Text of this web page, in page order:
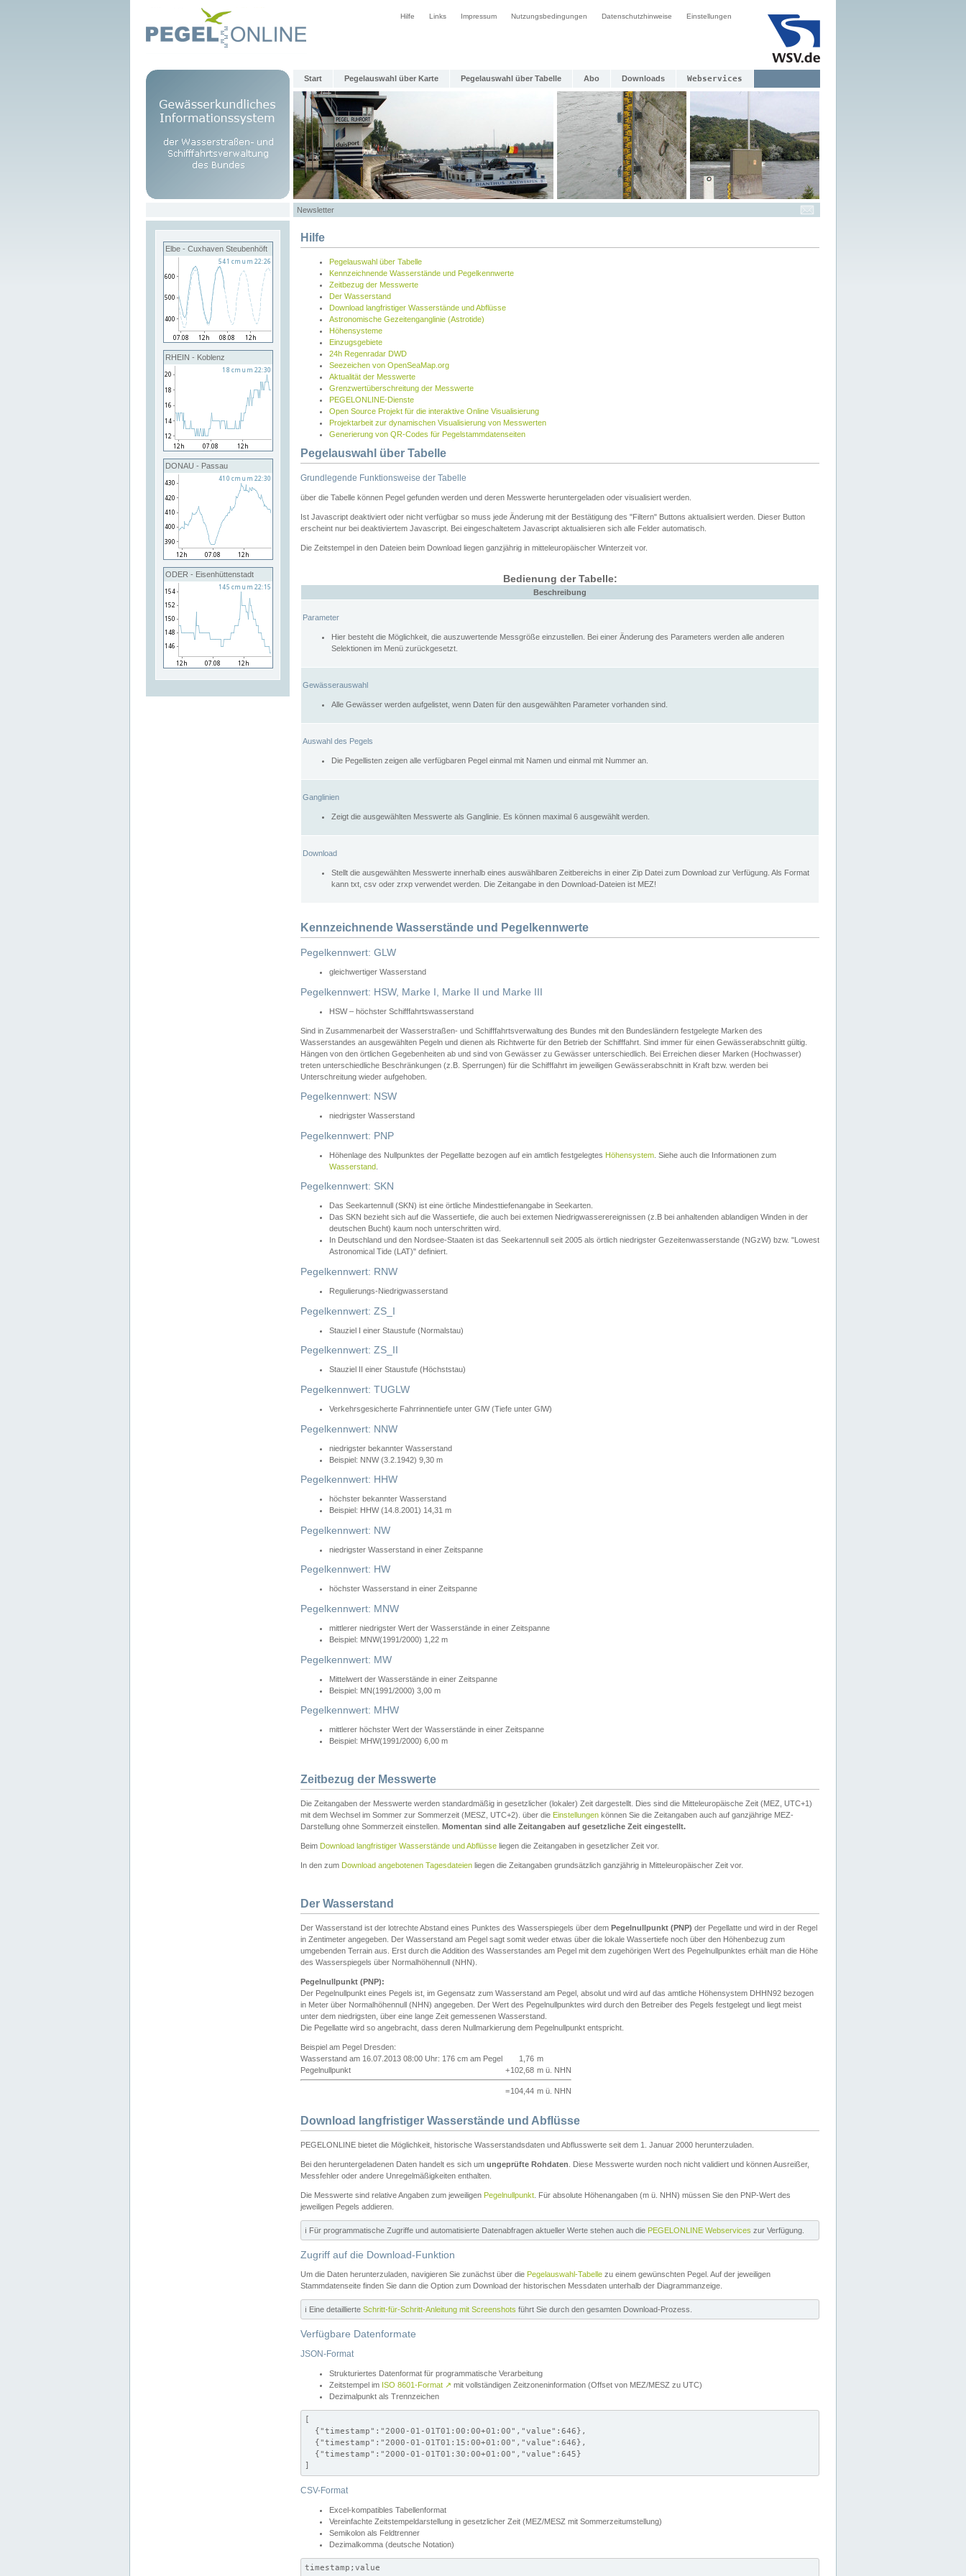
Hilfe Links Impressum Nutzungsbedingungen Datenschutzhinweise Einstellungen
Start Pegelauswahl über Karte Pegelauswahl über Tabelle Abo Downloads Webservices
Newsletter
Elbe - Cuxhaven Steubenhöft
RHEIN - Koblenz
DONAU - Passau
ODER - Eisenhüttenstadt
Hilfe
Pegelauswahl über Tabelle
Kennzeichnende Wasserstände und Pegelkennwerte
Zeitbezug der Messwerte
Der Wasserstand
Download langfristiger Wasserstände und Abflüsse
Astronomische Gezeitenganglinie (Astrotide)
Höhensysteme
Einzugsgebiete
24h Regenradar DWD
Seezeichen von OpenSeaMap.org
Aktualität der Messwerte
Grenzwertüberschreitung der Messwerte
PEGELONLINE-Dienste
Open Source Projekt für die interaktive Online Visualisierung
Projektarbeit zur dynamischen Visualisierung von Messwerten
Generierung von QR-Codes für Pegelstammdatenseiten
Pegelauswahl über Tabelle
Grundlegende Funktionsweise der Tabelle
über die Tabelle können Pegel gefunden werden und deren Messwerte heruntergeladen oder visualisiert werden.
Ist Javascript deaktiviert oder nicht verfügbar so muss jede Änderung mit der Bestätigung des "Filtern" Buttons aktualisiert werden. Dieser Button
erscheint nur bei deaktiviertem Javascript. Bei eingeschaltetem Javascript aktualisieren sich alle Felder automatisch.
Die Zeitstempel in den Dateien beim Download liegen ganzjährig in mitteleuropäischer Winterzeit vor.
Bedienung der Tabelle:
Beschreibung
Parameter
Hier besteht die Möglichkeit, die auszuwertende Messgröße einzustellen. Bei einer Änderung des Parameters werden alle anderen
Selektionen im Menü zurückgesetzt.
Gewässerauswahl
Alle Gewässer werden aufgelistet, wenn Daten für den ausgewählten Parameter vorhanden sind.
Auswahl des Pegels
Die Pegellisten zeigen alle verfügbaren Pegel einmal mit Namen und einmal mit Nummer an.
Ganglinien
Zeigt die ausgewählten Messwerte als Ganglinie. Es können maximal 6 ausgewählt werden.
Download
Stellt die ausgewählten Messwerte innerhalb eines auswählbaren Zeitbereichs in einer Zip Datei zum Download zur Verfügung. Als Format
kann txt, csv oder zrxp verwendet werden. Die Zeitangabe in den Download-Dateien ist MEZ!
Kennzeichnende Wasserstände und Pegelkennwerte
Pegelkennwert: GLW
gleichwertiger Wasserstand
Pegelkennwert: HSW, Marke I, Marke II und Marke III
HSW – höchster Schifffahrtswasserstand
Sind in Zusammenarbeit der Wasserstraßen- und Schifffahrtsverwaltung des Bundes mit den Bundesländern festgelegte Marken des
Wasserstandes an ausgewählten Pegeln und dienen als Richtwerte für den Betrieb der Schifffahrt. Sind immer für einen Gewässerabschnitt gültig.
Hängen von den örtlichen Gegebenheiten ab und sind von Gewässer zu Gewässer unterschiedlich. Bei Erreichen dieser Marken (Hochwasser)
treten unterschiedliche Beschränkungen (z.B. Sperrungen) für die Schifffahrt im jeweiligen Gewässerabschnitt in Kraft bzw. werden bei
Unterschreitung wieder aufgehoben.
Pegelkennwert: NSW
niedrigster Wasserstand
Pegelkennwert: PNP
Höhenlage des Nullpunktes der Pegellatte bezogen auf ein amtlich festgelegtes Höhensystem . Siehe auch die Informationen zum
Wasserstand
Pegelkennwert: SKN
Das Seekartennull (SKN) ist eine örtliche Mindesttiefenangabe in Seekarten.
Das SKN bezieht sich auf die Wassertiefe, die auch bei extemen Niedrigwasserereignissen (z.B bei anhaltenden ablandigen Winden in der
deutschen Bucht) kaum noch unterschritten wird.
In Deutschland und den Nordsee-Staaten ist das Seekartennull seit 2005 als örtlich niedrigster Gezeitenwasserstande (NGzW) bzw. "Lowest
Astronomical Tide (LAT)" definiert.
Pegelkennwert: RNW
Regulierungs-Niedrigwasserstand
Pegelkennwert: ZS_I
Stauziel I einer Staustufe (Normalstau)
Pegelkennwert: ZS_II
Stauziel II einer Staustufe (Höchststau)
Pegelkennwert: TUGLW
Verkehrsgesicherte Fahrrinnentiefe unter GlW (Tiefe unter GlW)
Pegelkennwert: NNW
niedrigster bekannter Wasserstand
Beispiel: NNW (3.2.1942) 9,30 m
Pegelkennwert: HHW
höchster bekannter Wasserstand
Beispiel: HHW (14.8.2001) 14,31 m
Pegelkennwert: NW
niedrigster Wasserstand in einer Zeitspanne
Pegelkennwert: HW
höchster Wasserstand in einer Zeitspanne
Pegelkennwert: MNW
mittlerer niedrigster Wert der Wasserstände in einer Zeitspanne
Beispiel: MNW(1991/2000) 1,22 m
Pegelkennwert: MW
Mittelwert der Wasserstände in einer Zeitspanne
Beispiel: MN(1991/2000) 3,00 m
Pegelkennwert: MHW
mittlerer höchster Wert der Wasserstände in einer Zeitspanne
Beispiel: MHW(1991/2000) 6,00 m
Zeitbezug der Messwerte
Die Zeitangaben der Messwerte werden standardmäßig in gesetzlicher (lokaler) Zeit dargestellt. Dies sind die Mitteleuropäische Zeit (MEZ, UTC+1)
mit dem Wechsel im Sommer zur Sommerzeit (MESZ, UTC+2). über die Einstellungen können Sie die Zeitangaben auch auf ganzjährige MEZ-
Darstellung ohne Sommerzeit einstellen. Momentan sind alle Zeitangaben auf gesetzliche Zeit eingestellt.
Beim Download langfristiger Wasserstände und Abflüsse liegen die Zeitangaben in gesetzlicher Zeit vor.
In den zum Download angebotenen Tagesdateien liegen die Zeitangaben grundsätzlich ganzjährig in Mitteleuropäischer Zeit vor.
Der Wasserstand
Der Wasserstand ist der lotrechte Abstand eines Punktes des Wasserspiegels über dem Pegelnullpunkt (PNP) der Pegellatte und wird in der Regel
in Zentimeter angegeben. Der Wasserstand am Pegel sagt somit weder etwas über die lokale Wassertiefe noch über den Höhenbezug zum
umgebenden Terrain aus. Erst durch die Addition des Wasserstandes am Pegel mit dem zugehörigen Wert des Pegelnullpunktes erhält man die Höhe
des Wasserspiegels über Normalhöhennull (NHN).
Pegelnullpunkt (PNP):
Der Pegelnullpunkt eines Pegels ist, im Gegensatz zum Wasserstand am Pegel, absolut und wird auf das amtliche Höhensystem DHHN92 bezogen
in Meter über Normalhöhennull (NHN) angegeben. Der Wert des Pegelnullpunktes wird durch den Betreiber des Pegels festgelegt und liegt meist
unter dem niedrigsten, über eine lange Zeit gemessenen Wasserstand.
Die Pegellatte wird so angebracht, dass deren Nullmarkierung dem Pegelnullpunkt entspricht.
Beispiel am Pegel Dresden:
Wasserstand am 16.07.2013 08:00 Uhr: 176 cm am Pegel
1,76 m
Pegelnullpunkt
+102,68 m ü. NHN
=104,44 m ü. NHN
Download langfristiger Wasserstände und Abflüsse
PEGELONLINE bietet die Möglichkeit, historische Wasserstandsdaten und Abflusswerte seit dem 1. Januar 2000 herunterzuladen.
Bei den heruntergeladenen Daten handelt es sich um ungeprüfte Rohdaten . Diese Messwerte wurden noch nicht validiert und können Ausreißer,
Messfehler oder andere Unregelmäßigkeiten enthalten.
Die Messwerte sind relative Angaben zum jeweiligen Pegelnullpunkt . Für absolute Höhenangaben (m ü. NHN) müssen Sie den PNP-Wert des
jeweiligen Pegels addieren.
ℹ️ Für programmatische Zugriffe und automatisierte Datenabfragen aktueller Werte stehen auch die PEGELONLINE Webservices zur Verfügung.
Zugriff auf die Download-Funktion
Um die Daten herunterzuladen, navigieren Sie zunächst über die Pegelauswahl-Tabelle zu einem gewünschten Pegel. Auf der jeweiligen
Stammdatenseite finden Sie dann die Option zum Download der historischen Messdaten unterhalb der Diagrammanzeige.
ℹ️ Eine detaillierte Schritt-für-Schritt-Anleitung mit Screenshots führt Sie durch den gesamten Download-Prozess.
Verfügbare Datenformate
JSON-Format
Strukturiertes Datenformat für programmatische Verarbeitung
Zeitstempel im ISO 8601-Format ↗ mit vollständigen Zeitzoneninformation (Offset von MEZ/MESZ zu UTC)
Dezimalpunkt als Trennzeichen
[
  {"timestamp":"2000-01-01T01:00:00+01:00","value":646},
  {"timestamp":"2000-01-01T01:15:00+01:00","value":646},
  {"timestamp":"2000-01-01T01:30:00+01:00","value":645}
]
CSV-Format
Excel-kompatibles Tabellenformat
Vereinfachte Zeitstempeldarstellung in gesetzlicher Zeit (MEZ/MESZ mit Sommerzeitumstellung)
Semikolon als Feldtrenner
Dezimalkomma (deutsche Notation)
timestamp;value